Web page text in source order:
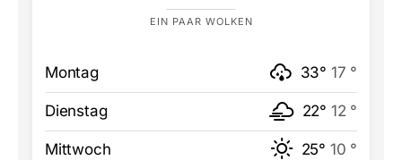
EIN PAAR WOLKEN
Montag 33° 17 °
Dienstag 22° 12 °
Mittwoch 25° 10 °